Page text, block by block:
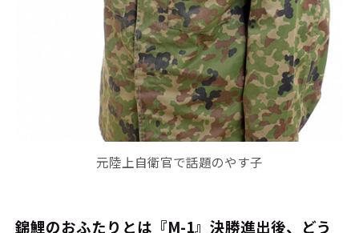
元陸上自衛官で話題のやす子
――錦鯉のおふたりとは『M-1』決勝進出後、どう